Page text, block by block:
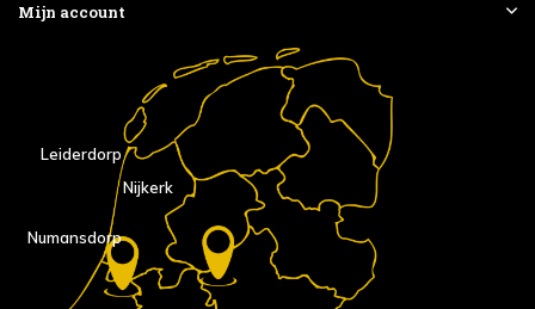
Mijn account
Nijkerk
Numansdorp
Leiderdorp